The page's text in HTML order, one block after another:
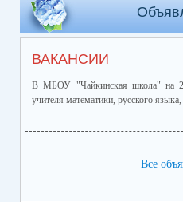
ВАКАНСИИ
В МБОУ "Чайкинская школа" на
учителя математики, русского
Все